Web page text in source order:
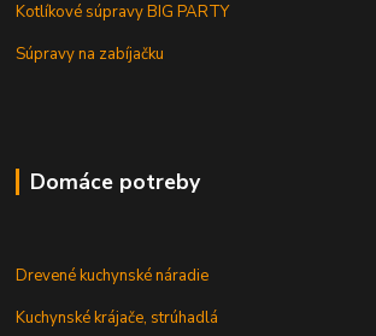
Kotlíkové súpravy BIG PARTY
Súpravy na zabíjačku
Domáce potreby
Drevené kuchynské náradie
Kuchynské krájače, strúhadlá